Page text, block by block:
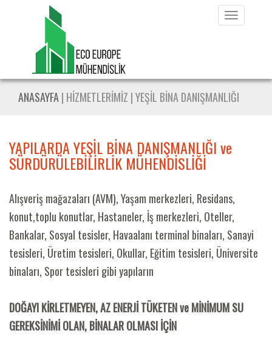
Toggle
ANASAYFA| HİZMETLERİMİZ | YEŞİL BİNA DANIŞMANLIĞI
YAPILARDA YEŞİL BİNA DANIŞMANLIĞI ve
SÜRDÜRÜLEBİLİRLİK MÜHENDİSLİĞİ
Alışveriş mağazaları (AVM), Yaşam merkezleri, Residans,
konut,toplu konutlar, Hastaneler, İş merkezleri, Oteller,
Bankalar, Sosyal tesisler, Havaalanı terminal binaları, Sanayi
tesisleri, Üretim tesisleri, Okullar, Eğitim tesisleri, Üniversite
binaları, Spor tesisleri gibi yapıların
DOĞAYI KİRLETMEYEN, AZ ENERJİ TÜKETEN ve MİNİMUM SU
GEREKSİNİMİ OLAN, BİNALAR OLMASI İÇİN